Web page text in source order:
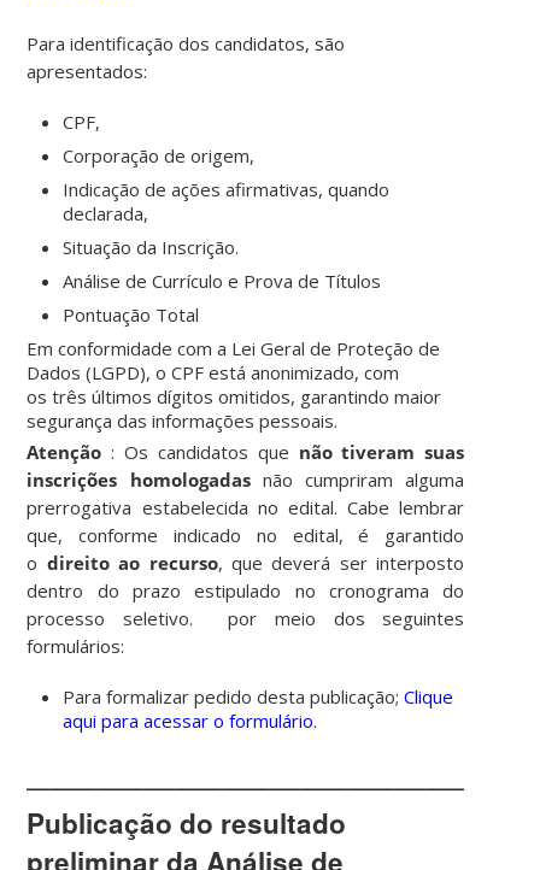
Para identificação dos candidatos, são
apresentados:
CPF,
Corporação de origem,
Indicação de ações afirmativas, quando
declarada,
Situação da Inscrição.
Análise de Currículo e Prova de Títulos
Pontuação Total
Em conformidade com a Lei Geral de Proteção de
Dados (LGPD), oCPF está anonimizado, com
ostrês últimos dígitos omitidos, garantindo maior
segurança das informações pessoais.
Atenção: Os candidatos que não tiveram suas
inscrições homologadas não cumpriram alguma
prerrogativa estabelecida no edital. Cabe lembrar
que, conforme indicado no edital, é garantido
o direito ao recurso, que deverá ser interposto
dentro do prazo estipulado no cronograma do
processo seletivo. por meio dos seguintes
formulários:
Para formalizar pedido desta publicação;Clique
aqui para acessar o formulário.
Publicação do resultado
preliminar da Análise de